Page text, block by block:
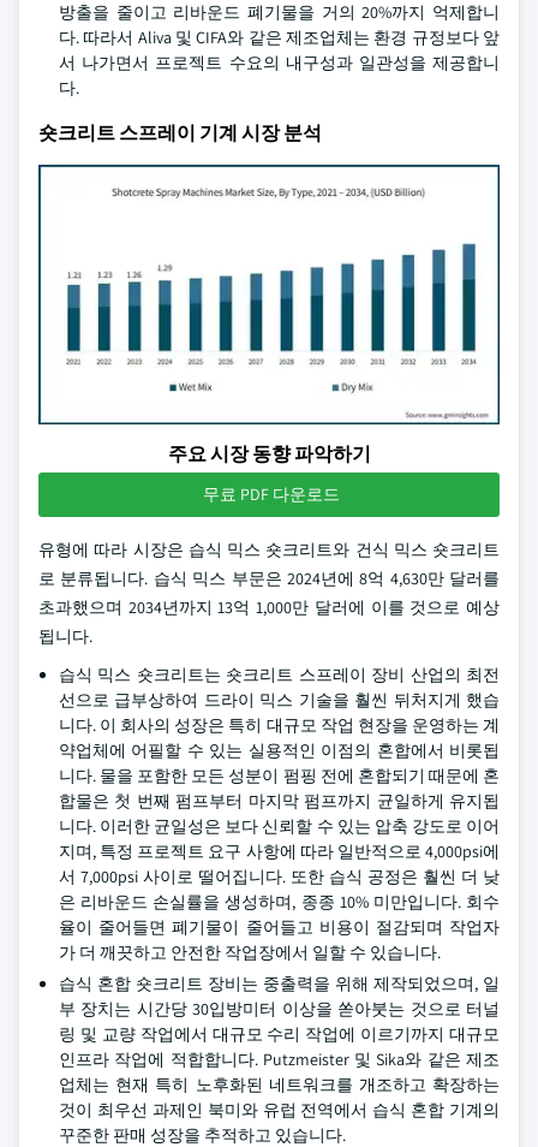
방출을 줄이고 리바운드 폐기물을 거의 20%까지 억제합니
다. 따라서 Aliva 및 CIFA와 같은 제조업체는 환경 규정보다 앞
서 나가면서 프로젝트 수요의 내구성과 일관성을 제공합니
다.
숏크리트 스프레이 기계 시장 분석
주요 시장 동향 파악하기
무료 PDF 다운로드
유형에 따라 시장은 습식 믹스 숏크리트와 건식 믹스 숏크리트
로 분류됩니다. 습식 믹스 부문은 2024년에 8억 4,630만 달러를
초과했으며 2034년까지 13억 1,000만 달러에 이를 것으로 예상
됩니다.
습식 믹스 숏크리트는 숏크리트 스프레이 장비 산업의 최전
선으로 급부상하여 드라이 믹스 기술을 훨씬 뒤처지게 했습
니다. 이 회사의 성장은 특히 대규모 작업 현장을 운영하는 계
약업체에 어필할 수 있는 실용적인 이점의 혼합에서 비롯됩
니다. 물을 포함한 모든 성분이 펌핑 전에 혼합되기 때문에 혼
합물은 첫 번째 펌프부터 마지막 펌프까지 균일하게 유지됩
니다. 이러한 균일성은 보다 신뢰할 수 있는 압축 강도로 이어
지며, 특정 프로젝트 요구 사항에 따라 일반적으로 4,000psi에
서 7,000psi 사이로 떨어집니다. 또한 습식 공정은 훨씬 더 낮
은 리바운드 손실률을 생성하며, 종종 10% 미만입니다. 회수
율이 줄어들면 폐기물이 줄어들고 비용이 절감되며 작업자
가 더 깨끗하고 안전한 작업장에서 일할 수 있습니다.
습식 혼합 숏크리트 장비는 중출력을 위해 제작되었으며, 일
부 장치는 시간당 30입방미터 이상을 쏟아붓는 것으로 터널
링 및 교량 작업에서 대규모 수리 작업에 이르기까지 대규모
인프라 작업에 적합합니다. Putzmeister 및 Sika와 같은 제조
업체는 현재 특히 노후화된 네트워크를 개조하고 확장하는
것이 최우선 과제인 북미와 유럽 전역에서 습식 혼합 기계의
꾸준한 판매 성장을 추적하고 있습니다.